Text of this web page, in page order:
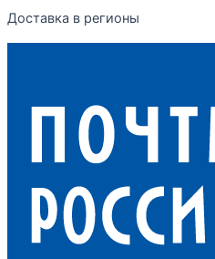
Доставка в регионы